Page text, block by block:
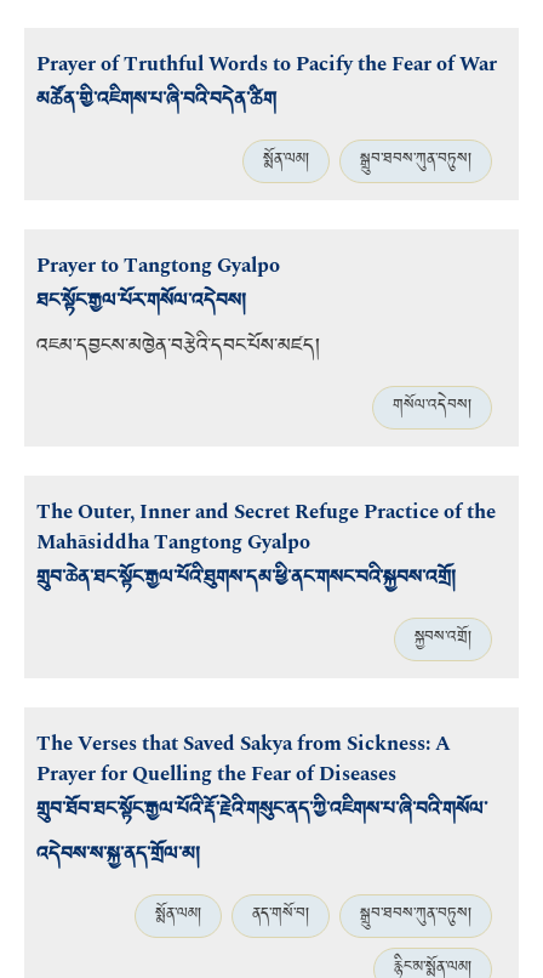
Prayer of Truthful Words to Pacify the Fear of War
མཚོན་གྱི་འཇིགས་པ་ཞི་བའི་བདེན་ཚིག
སྨོན་ལམ། སྒྲུབ་ཐབས་ཀུན་བཏུས།
Prayer to Tangtong Gyalpo
ཐང་སྟོང་རྒྱལ་པོར་གསོལ་འདེབས།
འཇམ་དབྱངས་མཁྱེན་བརྩེའི་དབང་པོས་མཛད།
གསོལ་འདེབས།
The Outer, Inner and Secret Refuge Practice of the
Mahāsiddha Tangtong Gyalpo
གྲུབ་ཆེན་ཐང་སྟོང་རྒྱལ་པོའི་ཐུགས་དམ་ཕྱི་ནང་གསང་བའི་སྐྱབས་འགྲོ།
སྐྱབས་འགྲོ།
The Verses that Saved Sakya from Sickness: A
Prayer for Quelling the Fear of Diseases
གྲུབ་ཐོབ་ཐང་སྟོང་རྒྱལ་པོའི་རྡོ་རྗེའི་གསུང་ནད་ཀྱི་འཇིགས་པ་ཞི་བའི་གསོལ་
འདེབས་ས་སྐྱ་ནད་གྲོལ་མ།
སྨོན་ལམ། ནད་གསོ་བ།
སྒྲུབ་ཐབས་ཀུན་བཏུས།
རྙིང་མ་སྨོན་ལམ།